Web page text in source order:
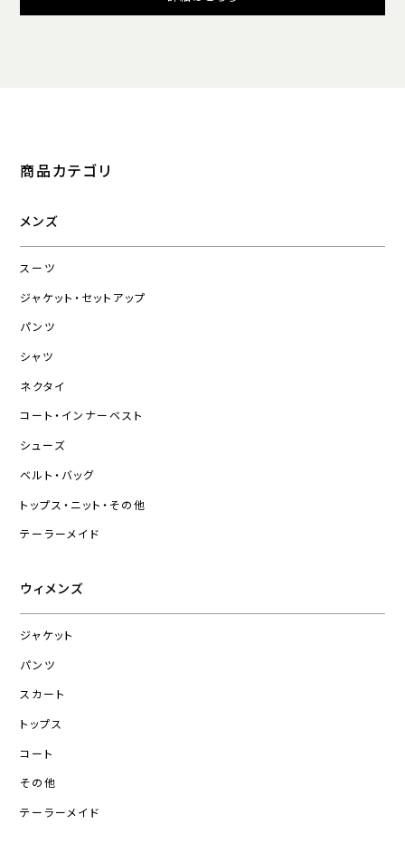
商品カテゴリ
メンズ
スーツ
ジャケット・セットアップ
パンツ
シャツ
ネクタイ
コート・インナーベスト
シューズ
ベルト・バッグ
トップス・ニット・その他
テーラーメイド
ウィメンズ
ジャケット
パンツ
スカート
トップス
コート
その他
テーラーメイド